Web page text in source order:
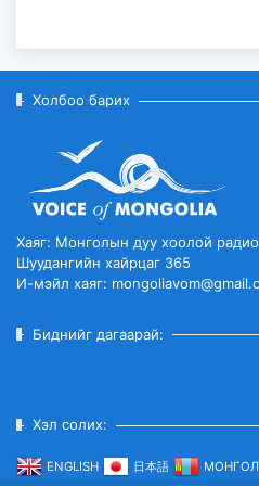
Холбоо барих
Хаяг: Монголын дуу хоолой
Шуудангийн хайрцаг 365
И-мэйл хаяг:
Биднийг дагаарай:
Хэл солих:
ENGLISH 日本語 МОНГОЛ